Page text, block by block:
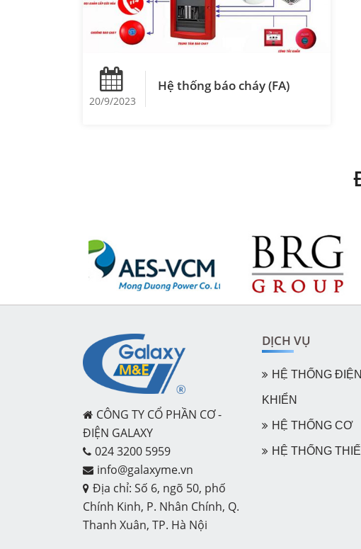
20/9/2023
Hệ thống báo cháy (FA)
CÔNG TY CỔ PHẦN CƠ -
ĐIỆN GALAXY
024 3200 5959
info@galaxyme.vn
Địa chỉ: Số 6, ngõ 50, phố
Chính Kinh, P. Nhân Chính, Q.
Thanh Xuân, TP. Hà Nội
DỊCH VỤ
HỆ THỐNG
KHIỂN
HỆ THỐNG CƠ
HỆ THỐNG